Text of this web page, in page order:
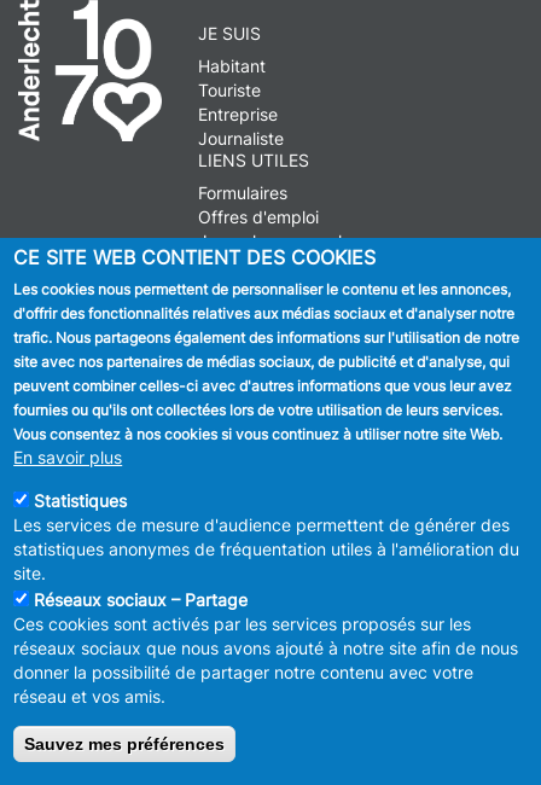
JE SUIS
Habitant
Touriste
Entreprise
Journaliste
LIENS UTILES
Formulaires
Offres d'emploi
Journal communal
Stationnement
SUIVEZ NOUS
Facebook
Linkedin
MENU
FOOTER
LEGAL
Déclaration de confidentialité
Déclaration d'accessibilité
modération des réseaux sociaux
CE SITE WEB CONTIENT DES COOKIES
Les cookies nous permettent de personnaliser le contenu et les annonces,
d'offrir des fonctionnalités relatives aux médias sociaux et d'analyser notre
trafic. Nous partageons également des informations sur l'utilisation de notre
site avec nos partenaires de médias sociaux, de publicité et d'analyse, qui
peuvent combiner celles-ci avec d'autres informations que vous leur avez
fournies ou qu'ils ont collectées lors de votre utilisation de leurs services.
Vous consentez à nos cookies si vous continuez à utiliser notre site Web.
En savoir plus
Statistiques
Les services de mesure d'audience permettent de générer des
statistiques anonymes de fréquentation utiles à l'amélioration du
site.
Réseaux sociaux – Partage
Ces cookies sont activés par les services proposés sur les
réseaux sociaux que nous avons ajouté à notre site afin de nous
donner la possibilité de partager notre contenu avec votre
réseau et vos amis.
Sauvez mes préférences